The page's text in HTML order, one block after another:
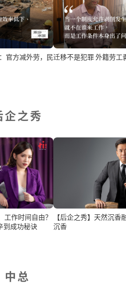
官方减外劳，民迁移不是犯罪 外籍劳工
企之秀
工作时间自由？
到成功秘诀
【后企之秀】天然沉
沉香
中总